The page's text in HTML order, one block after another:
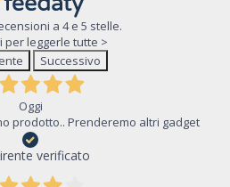
a 4 e 5 stelle.
per leggerle tutte >
Successivo
Oggi
prodotto.. Prenderemo altri gadget
verificato